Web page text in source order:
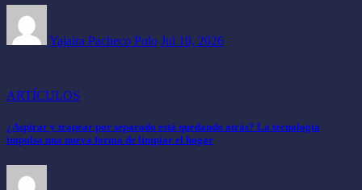
Yajaira Pacheco Polo Jul 10, 2026
ARTÍCULOS
¿Aspirar y trapear por separado está quedando atrás? La tecnología
impulsa una nueva forma de limpiar el hogar